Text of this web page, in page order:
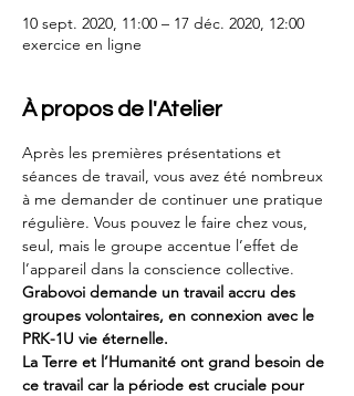
10 sept. 2020, 11:00 – 17 déc. 2020, 12:00
exercice en ligne
À propos de l'Atelier
Après les premières présentations et
séances de travail, vous avez été nombreux
à me demander de continuer une pratique
régulière. Vous pouvez le faire chez vous,
seul, mais le groupe accentue l’effet de
l’appareil dans la conscience collective.
Grabovoi demande un travail accru des
groupes volontaires, en connexion avec le
PRK-1U vie éternelle.
La Terre et l’Humanité ont grand besoin de
ce travail car la période est cruciale pour